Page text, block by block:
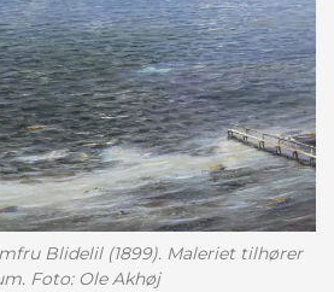
Blidelil (1899). Maleriet tilhører
Foto: Ole Akhøj